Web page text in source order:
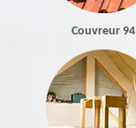
Couvreur 94